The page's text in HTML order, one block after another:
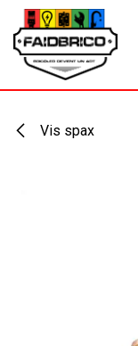
Se rendre au contenu
Vis spax